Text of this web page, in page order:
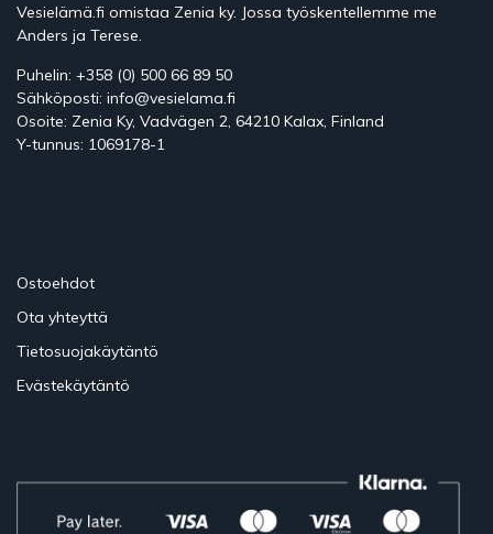
Vesielämä.fi omistaa Zenia ky. Jossa työskentellemme me
Anders ja Terese.
Puhelin: +358 (0) 500 66 89 50
Sähköposti: info@vesielama.fi
Osoite: Zenia Ky, Vadvägen 2, 64210 Kalax, Finland
Y-tunnus: 1069178-1
Ostoehdot
Ota yhteyttä
Tietosuojakäytäntö
Evästekäytäntö